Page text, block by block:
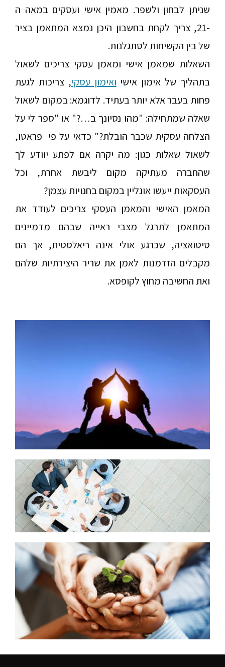
שניתן לבחון ולשפר. מאמין אישי ועסקים במאה ה
-21, צריך לקחת בחשבון היכן נמצא המתאמן בציר
של בין הקשיחות לסתגלנות.
השאלות שמאמן אישי ומאמן עסקי צריכים לשאול
בתהליך של אימון אישי ואימון עסקי, צריכות לגעת
פחות בעבר אלא יותר בעתיד. לדוגמא: במקום לשאול
שאלה שמתחילה: "מהו נסיונך ב…?" או "ספר לי על
הצלחה עסקית שכבר הובלת?" כדאי על פי פראטו,
לשאול שאלות כגון: מה יקרה אם לפתע יוודע לך
שהחברה מעתיקה מקום ליבשת אחרת, וכל
העסקאות ייעשו אונליין במקום בחנויות עצמן?
המאמן האישי והמאמן העסקי צריכים לעודד את
המתאמן לתרגל מצבי ראייה שבהם מדמיינים
סיטואציה, שכרגע אולי אינה ריאלסטית, אך הם
מקבלים הזדמנות לאמן את שריר היצירתיות שלהם
ואת החשיבה מחוץ לקופסא.